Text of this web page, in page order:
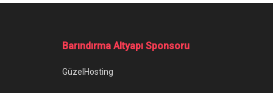
Ana Sayfa/TikTok Ücretli Video İzleme Dönemini Başlatabilir